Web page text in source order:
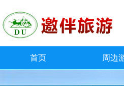
首页 周边